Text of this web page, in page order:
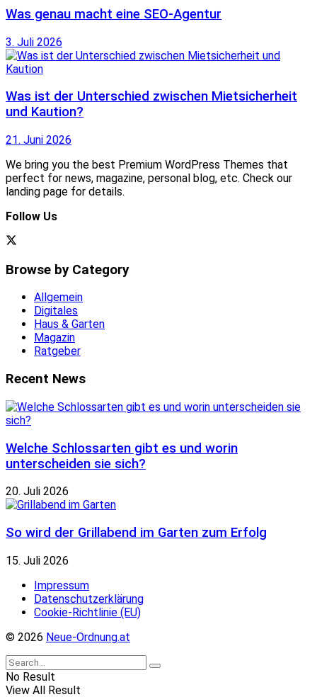
Was genau macht eine SEO-Agentur
3. Juli 2026
Was ist der Unterschied zwischen Mietsicherheit
und Kaution?
21. Juni 2026
We bring you the best Premium WordPress Themes that
perfect for news, magazine, personal blog, etc. Check our
landing page for details.
Follow Us
Browse by Category
Allgemein
Digitales
Haus & Garten
Magazin
Ratgeber
Recent News
Welche Schlossarten gibt es und worin
unterscheiden sie sich?
20. Juli 2026
So wird der Grillabend im Garten zum Erfolg
15. Juli 2026
Impressum
Datenschutzerklärung
Cookie-Richtlinie (EU)
© 2026 Neue-Ordnung.at
No Result
View All Result